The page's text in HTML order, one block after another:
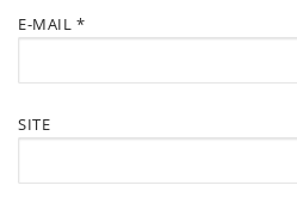
E-MAIL *
SITE